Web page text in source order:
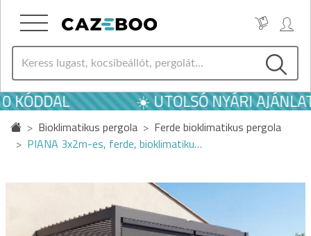
☀️ UTOLSÓ NYÁRI
Bioklimatikus pergola
Ferde bioklimatikus pergola
PIANA 3x2m-es, ferde, bioklimatiku…